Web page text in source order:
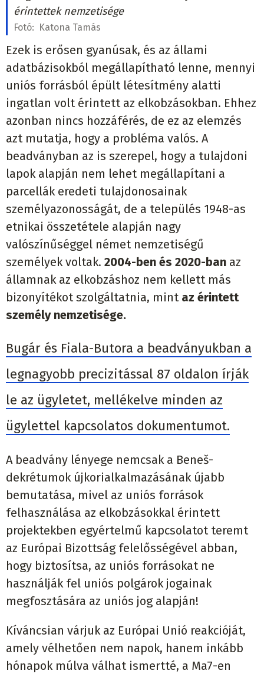
érintettek nemzetisége
Fotó: Katona Tamás
Ezek is erősen gyanúsak, és az állami
adatbázisokból megállapítható lenne, mennyi
uniós forrásból épült létesítmény alatti
ingatlan volt érintett az elkobzásokban. Ehhez
azonban nincs hozzáférés, de ez az elemzés
azt mutatja, hogy a probléma valós. A
beadványban az is szerepel, hogy a tulajdoni
lapok alapján nem lehet megállapítani a
parcellák eredeti tulajdonosainak
személyazonosságát, de a település 1948-as
etnikai összetétele alapján nagy
valószínűséggel német nemzetiségű
személyek voltak. 2004-ben és 2020-ban az
államnak az elkobzáshoz nem kellett más
bizonyítékot szolgáltatnia, mint az érintett
személy nemzetisége.
Bugár és Fiala-Butora a beadványukban a
legnagyobb precizitással 87 oldalon írják
le az ügyletet, mellékelve minden az
ügylettel kapcsolatos dokumentumot.
A beadvány lényege nemcsak a Beneš-
dekrétumok újkorialkalmazásának újabb
bemutatása, mivel az uniós források
felhasználása az elkobzásokkal érintett
projektekben egyértelmű kapcsolatot teremt
az Európai Bizottság felelősségével abban,
hogy biztosítsa, az uniós forrásokat ne
használják fel uniós polgárok jogainak
megfosztására az uniós jog alapján!
Kíváncsian várjuk az Európai Unió reakcióját,
amely vélhetően nem napok, hanem inkább
hónapok múlva válhat ismertté, a Ma7-en